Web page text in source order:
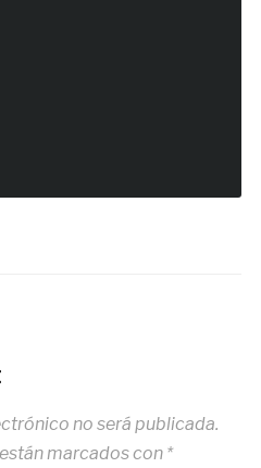
no será publicada.
marcados con *